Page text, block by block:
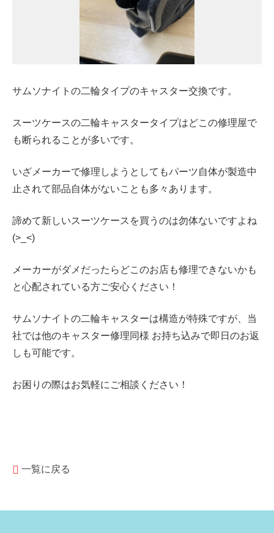
サムソナイトの二輪タイプのキャスター交換です。
スーツケースの二輪キャスタータイプはどこの修理屋で
も断られることが多いです。
いざメーカーで修理しようとしてもパーツ自体が製造中
止されて部品自体がないことも多々あります。
諦めて新しいスーツケースを買うのは勿体ないですよね
(>_<)
メーカーがダメだったらどこのお店も修理できないかも
と心配されている方ご安心ください！
サムソナイトの二輪キャスターは構造が特殊ですが、当
社では他のキャスター修理同様 お持ち込みで即日のお返
しも可能です。
お困りの際はお気軽にご相談ください！
一覧に戻る